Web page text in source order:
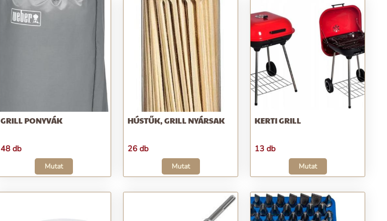
GRILL PONYVÁK
48 db
Mutat
HÚSTŰK, GRILL NYÁRSAK
26 db
Mutat
KERTI GRILL
13 db
Mutat